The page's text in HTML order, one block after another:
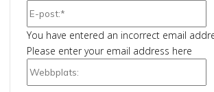
You have entered an incorrect email
Please enter your email address here